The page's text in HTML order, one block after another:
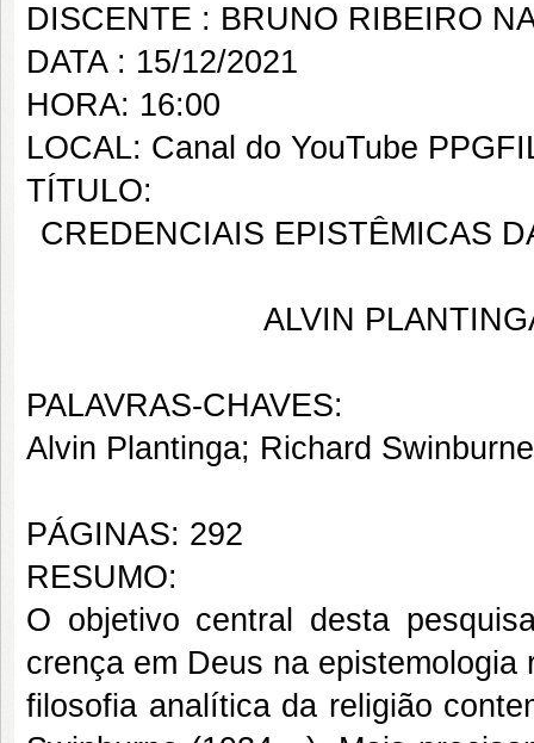
DISCENTE : BRUNO RIBEIRO
DATA : 15/12/2021
HORA: 16:00
LOCAL: Canal do YouTube
TÍTULO:
CREDENCIAIS EPISTÊMICAS
ALVIN
PALAVRAS-CHAVES:
Alvin Plantinga; Richard
PÁGINAS: 292
RESUMO:
O objetivo central desta
crença em Deus na
filosofia analítica da religião